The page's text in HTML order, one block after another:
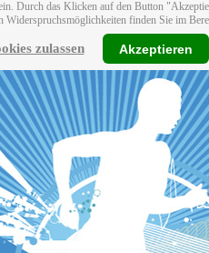
Durch das Klicken auf den Button
finden Sie im
zulassen Akzeptieren